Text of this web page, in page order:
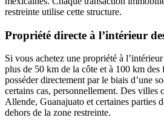
restreinte utilise cette structure.
Propriété directe à l’intérieur
Si vous achetez une propriété à
plus de 50 km de la côte et à 100 km
posséder directement par le biais d’une
certains cas, personnellement. Des villes
Allende, Guanajuato et certaines parties
dehors de la zone restreinte.